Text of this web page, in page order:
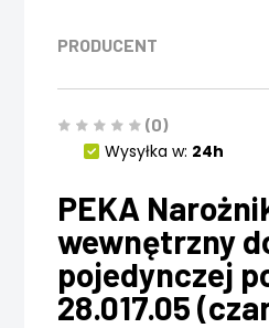
PRODUCENT
(0)
Wysyłka w: 24h
PEKA
wewnętrzny
pojedynczej
28.017.05